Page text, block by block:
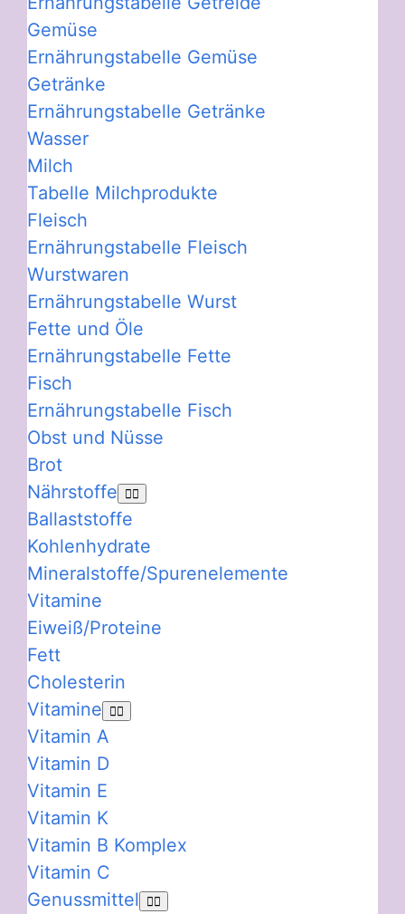
Gemüse
Ernährungstabelle Gemüse
Getränke
Ernährungstabelle Getränke
Wasser
Milch
Tabelle Milchprodukte
Fleisch
Ernährungstabelle Fleisch
Wurstwaren
Ernährungstabelle Wurst
Fette und Öle
Ernährungstabelle Fette
Fisch
Ernährungstabelle Fisch
Obst und Nüsse
Brot
Nährstoffe
Ballaststoffe
Kohlenhydrate
Mineralstoffe/Spurenelemente
Vitamine
Eiweiß/Proteine
Fett
Cholesterin
Vitamine
Vitamin A
Vitamin D
Vitamin E
Vitamin K
Vitamin B Komplex
Vitamin C
Genussmittel